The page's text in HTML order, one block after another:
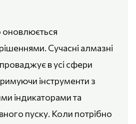
оновлюється
Сучасні алмазні
в усі сфери
інструменти з
індикаторами та
пуску. Коли потрібно